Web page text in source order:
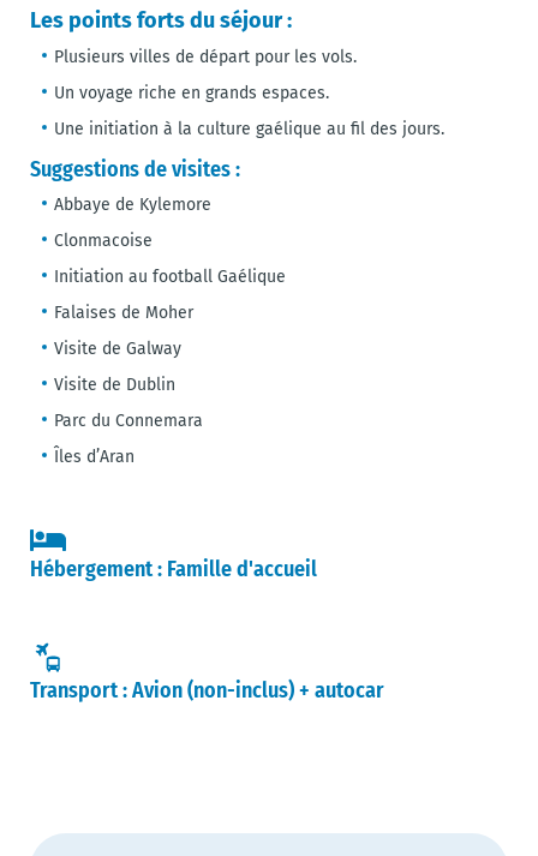
Les points forts du séjour :
Plusieurs villes de départ pour les vols.
Un voyage riche en grands espaces.
Une initiation à la culture gaélique au fil des jours.
Suggestions de visites :
Abbaye de Kylemore
Clonmacoise
Initiation au football Gaélique
Falaises de Moher
Visite de Galway
Visite de Dublin
Parc du Connemara
Îles d’Aran
Hébergement : Famille d'accueil
Transport : Avion (non-inclus) + autocar